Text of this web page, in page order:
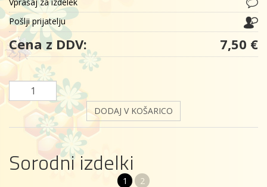
Pošlji prijatelju
Cena z DDV: 7,50 €
DODAJ V KOŠARICO
Sorodni izdelki
1 2